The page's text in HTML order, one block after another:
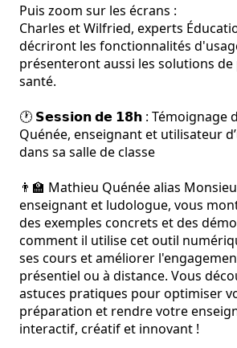
Puis zoom sur les écrans :
Charles et Wilfried, experts
décriront les fonctionnalités
présenteront aussi les solutions
santé.
🕐 𝗦𝗲𝘀𝘀𝗶𝗼𝗻 𝗱𝗲 𝟭𝟴𝗵 : Témoignage
Quénée, enseignant et utilisateur
dans sa salle de classe
👨‍🏫 Mathieu Quénée alias
enseignant et ludologue, vous
des exemples concrets et des
comment il utilise cet outil
ses cours et améliorer
présentiel ou à distance. Vous
astuces pratiques pour optimiser
préparation et rendre votre
interactif, créatif et innovant !